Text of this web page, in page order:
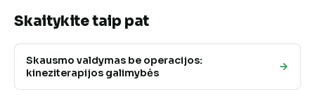
Skaitykite taip pat
Skausmo valdymas be operacijos:
kineziterapijos galimybės